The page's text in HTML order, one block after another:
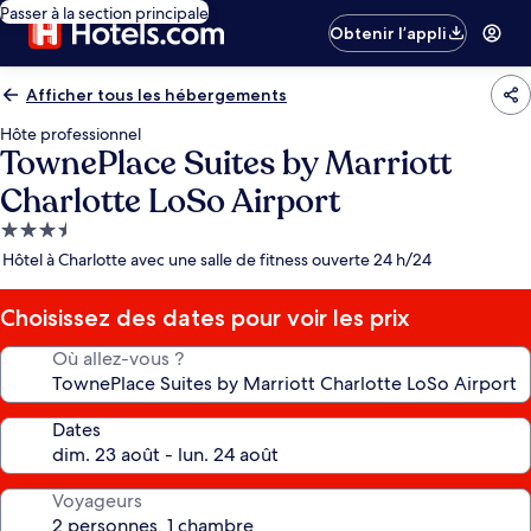
Passer à la section principale
Obtenir l’appli
Afficher tous les hébergements
Hôte professionnel
TownePlace Suites by Marriott
Charlotte LoSo Airport
Hébergement
3.5 étoiles
Hôtel à Charlotte avec une salle de fitness ouverte 24 h/24
Choisissez des dates pour voir les prix
Où allez-vous ?
Dates
Voyageurs